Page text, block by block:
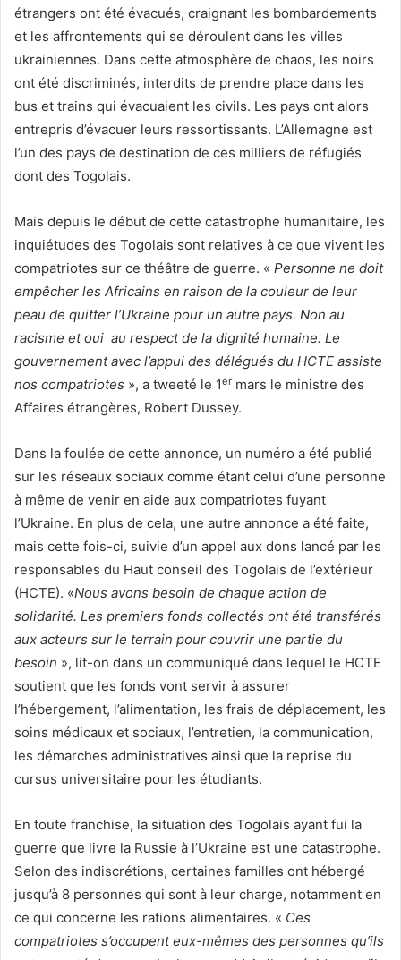
étrangers ont été évacués, craignant les bombardements
et les affrontements qui se déroulent dans les villes
ukrainiennes. Dans cette atmosphère de chaos, les noirs
ont été discriminés, interdits de prendre place dans les
bus et trains qui évacuaient les civils. Les pays ont alors
entrepris d’évacuer leurs ressortissants. L’Allemagne est
l’un des pays de destination de ces milliers de réfugiés
dont des Togolais.
Mais depuis le début de cette catastrophe humanitaire, les
inquiétudes des Togolais sont relatives à ce que vivent les
compatriotes sur ce théâtre de guerre. « Personne ne doit
empêcher les Africains en raison de la couleur de leur
peau de quitter l’Ukraine pour un autre pays. Non au
racisme et oui au respect de la dignité humaine. Le
gouvernement avec l’appui des délégués du HCTE assiste
nos compatriotes », a tweeté le 1er mars le ministre des
Affaires étrangères, Robert Dussey.
Dans la foulée de cette annonce, un numéro a été publié
sur les réseaux sociaux comme étant celui d’une personne
à même de venir en aide aux compatriotes fuyant
l’Ukraine. En plus de cela, une autre annonce a été faite,
mais cette fois-ci, suivie d’un appel aux dons lancé par les
responsables du Haut conseil des Togolais de l’extérieur
(HCTE). «Nous avons besoin de chaque action de
solidarité. Les premiers fonds collectés ont été transférés
aux acteurs sur le terrain pour couvrir une partie du
besoin », lit-on dans un communiqué dans lequel le HCTE
soutient que les fonds vont servir à assurer
l’hébergement, l’alimentation, les frais de déplacement, les
soins médicaux et sociaux, l’entretien, la communication,
les démarches administratives ainsi que la reprise du
cursus universitaire pour les étudiants.
En toute franchise, la situation des Togolais ayant fui la
guerre que livre la Russie à l’Ukraine est une catastrophe.
Selon des indiscrétions, certaines familles ont hébergé
jusqu’à 8 personnes qui sont à leur charge, notamment en
ce qui concerne les rations alimentaires. « Ces
compatriotes s’occupent eux-mêmes des personnes qu’ils